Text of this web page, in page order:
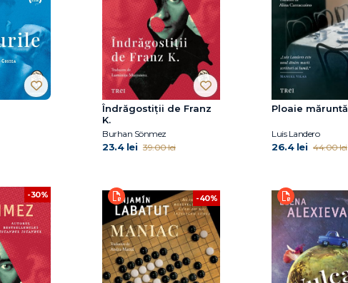
Îndrăgostiții de Franz
K.
Burhan Sönmez
23.4 lei 39.00 lei
Ploaie măruntă
Luis Landero
26.4 lei 44.00 lei
-30% -40%